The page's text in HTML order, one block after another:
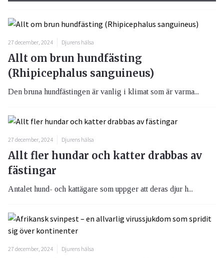
27 december, 2024 Djurens hälsa
Allt om brun hundfästing
(Rhipicephalus sanguineus)
Den bruna hundfästingen är vanlig i klimat som är varma...
27 december, 2024 Djurens hälsa
Allt fler hundar och katter drabbas av
fästingar
Antalet hund- och kattägare som uppger att deras djur h...
27 december, 2024 Djurens hälsa